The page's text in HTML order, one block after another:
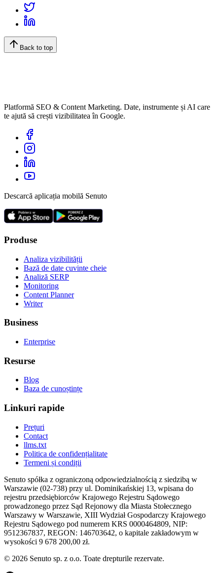
Back to top
Platformă SEO & Content Marketing. Date, instrumente și AI care
te ajută să crești vizibilitatea în Google.
Descarcă aplicația mobilă Senuto
Produse
Analiza vizibilității
Bază de date cuvinte cheie
Analiză SERP
Monitoring
Content Planner
Writer
Business
Enterprise
Resurse
Blog
Baza de cunoștințe
Linkuri rapide
Prețuri
Contact
llms.txt
Politica de confidențialitate
Termeni și condiții
Senuto spółka z ograniczoną odpowiedzialnością z siedzibą w
Warszawie (02-738) przy ul. Dominikańskiej 13, wpisana do
rejestru przedsiębiorców Krajowego Rejestru Sądowego
prowadzonego przez Sąd Rejonowy dla Miasta Stołecznego
Warszawy w Warszawie, XIII Wydział Gospodarczy Krajowego
Rejestru Sądowego pod numerem KRS 0000464809, NIP:
9512367837, REGON: 146703642, o kapitale zakładowym w
wysokości 9 678 200,00 zł.
© 2026 Senuto sp. z o.o. Toate drepturile rezervate.